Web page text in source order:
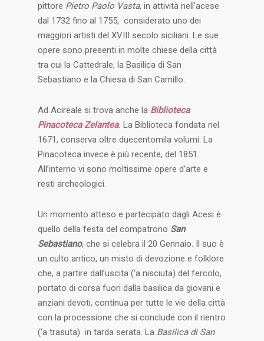
pittore Pietro Paolo Vasta, in attività nell’acese
dal 1732 fino al 1755, considerato uno dei
maggiori artisti del XVIII secolo siciliani. Le sue
opere sono presenti in molte chiese della città
tra cui la Cattedrale, la Basilica di San
Sebastiano e la Chiesa di San Camillo.
Ad Acireale si trova anche la Biblioteca
Pinacoteca Zelantea. La Biblioteca fondata nel
1671, conserva oltre duecentomila volumi. La
Pinacoteca invece è più recente, del 1851.
All’interno vi sono moltissime opere d’arte e
resti archeologici.
Un momento atteso e partecipato dagli Acesi è
quello della festa del compatrono San
Sebastiano, che si celebra il 20 Gennaio. Il suo è
un culto antico, un misto di devozione e folklore
che, a partire dall’uscita (‘a nisciuta) del fercolo,
portato di corsa fuori dalla basilica da giovani e
anziani devoti, continua per tutte le vie della città
con la processione che si conclude con il rientro
(‘a trasuta) in tarda serata. La Basilica di San